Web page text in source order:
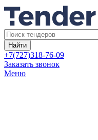
Найти
+7(727)318-76-09
Заказать звонок
Меню